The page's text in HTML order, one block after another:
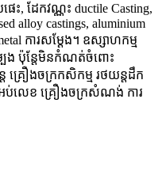
ះ, ដែកវណ្ណះ ductile Casting,
alloy castings, aluminium
ការសម្ដែង។ ឧស្សាហកម្ម
ង ប៉ុន្តែមិនកំណត់ចំពោះ
គ្រឿងចក្រកសិកម្ម រថយន្តដឹក
ប់លេខ គ្រឿងចក្រសំណង់ ការ